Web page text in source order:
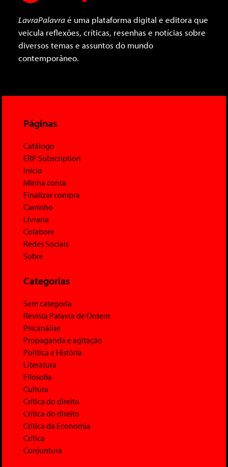
LavraPalavraé uma plataforma digital e editora que
veicula reflexões, críticas, resenhas e notícias sobre
diversos temas e assuntos do mundo
contemporâneo.
Páginas
Catálogo
ERP Subscription
Início
Minha conta
Finalizar compra
Carrinho
Livraria
Colabore
Redes Sociais
Sobre
Categorias
Sem categoria
Revista Palavra de Ordem
Psicanálise
Propaganda e agitação
Política e História
Literatura
Filosofia
Cultura
Crítica do direito
Crítica do direito
Crítica da Economia
Crítica
Conjuntura